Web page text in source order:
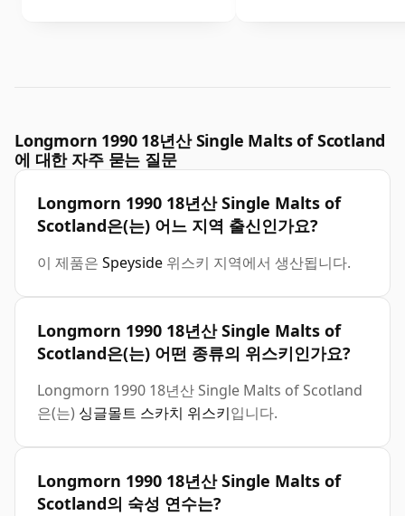
Longmorn 1990 18년산 Single Malts of Scotland
에 대한 자주 묻는 질문
Longmorn 1990 18년산 Single Malts of
Scotland은(는) 어느 지역 출신인가요?
이 제품은 Speyside 위스키 지역에서 생산됩니다.
Longmorn 1990 18년산 Single Malts of
Scotland은(는) 어떤 종류의 위스키인가요?
Longmorn 1990 18년산 Single Malts of Scotland
은(는) 싱글몰트 스카치 위스키입니다.
Longmorn 1990 18년산 Single Malts of
Scotland의 숙성 연수는?